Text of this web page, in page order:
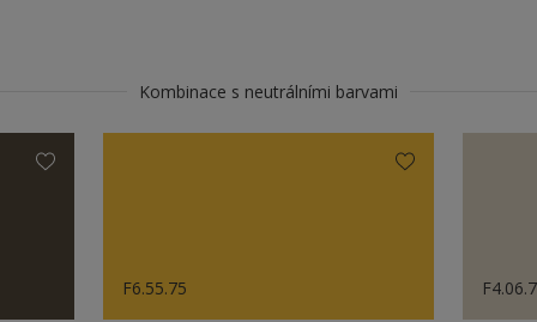
Kombinace s neutrálními barvami
F6.55.75